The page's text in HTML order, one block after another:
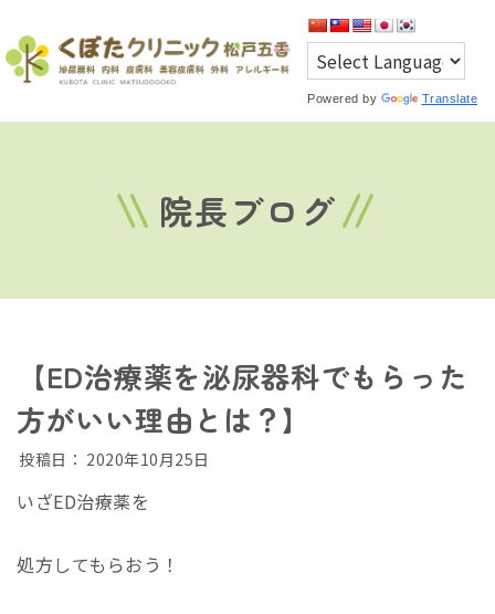
Powered by Translate
院長ブログ
【ED治療薬を泌尿器科でもらった
方がいい理由とは？】
投稿日： 2020年10月25日
いざED治療薬を
処方してもらおう！